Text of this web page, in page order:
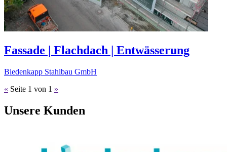
Fassade | Flachdach | Entwässerung
Biedenkapp Stahlbau GmbH
« Seite 1 von 1 »
Unsere Kunden